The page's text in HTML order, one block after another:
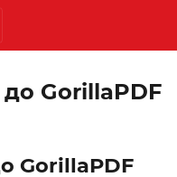
GorillaPDF
GorillaPDF